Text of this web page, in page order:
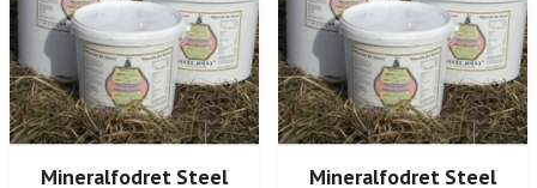
Mineralfodret Steel
Mineralfodret Steel